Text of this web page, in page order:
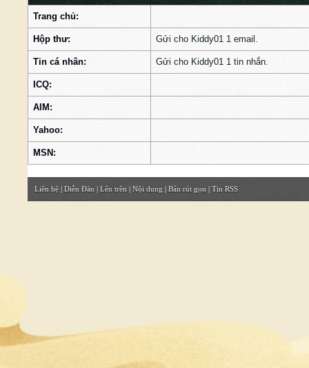
Trang chủ:
Hộp thư: Gửi cho Kiddy01 1 email.
Tin cá nhân: Gửi cho Kiddy01 1 tin nhắn.
ICQ:
AIM:
Yahoo:
MSN:
Liên hệ | Diễn Đàn | Lên trên | Nội dung | Bản rút gọn | Tin RSS